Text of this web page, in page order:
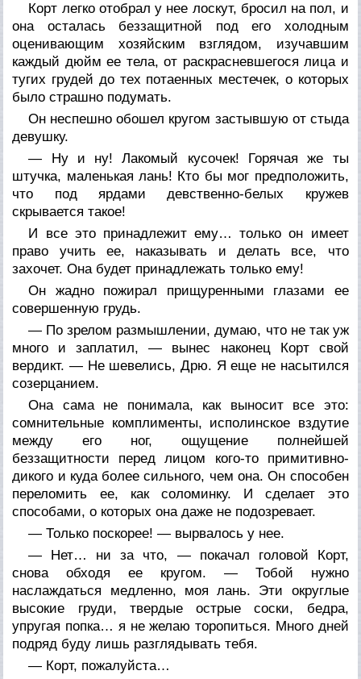
Корт легко отобрал у нее лоскут, бросил на пол, и
она осталась беззащитной под его холодным
оценивающим хозяйским взглядом, изучавшим
каждый дюйм ее тела, от раскрасневшегося лица и
тугих грудей до тех потаенных местечек, о которых
было страшно подумать.
Он неспешно обошел кругом застывшую от стыда
девушку.
— Ну и ну! Лакомый кусочек! Горячая же ты
штучка, маленькая лань! Кто бы мог предположить,
что под ярдами девственно-белых кружев
скрываетсятакое!
И все это принадлежит ему… только он имеет
право учить ее, наказывать и делать все, что
захочет. Она будет принадлежать только ему!
Он жадно пожирал прищуренными глазами ее
совершенную грудь.
— По зрелом размышлении, думаю, что не так уж
много и заплатил, — вынес наконец Корт свой
вердикт. — Не шевелись, Дрю. Я еще не насытился
созерцанием.
Она сама не понимала, как выносит все это:
сомнительные комплименты, исполинское вздутие
между его ног, ощущение полнейшей
беззащитности перед лицом кого-то примитивно-
дикого и куда более сильного, чем она. Он способен
переломить ее, как соломинку. И сделает это
способами, о которых она даже не подозревает.
— Только поскорее! — вырвалось у нее.
— Нет… ни за что, — покачал головой Корт,
снова обходя ее кругом. — Тобой нужно
наслаждаться медленно, моя лань. Эти округлые
высокие груди, твердые острые соски, бедра,
упругая попка… я не желаю торопиться. Много дней
подряд буду лишь разглядывать тебя.
— Корт, пожалуйста…